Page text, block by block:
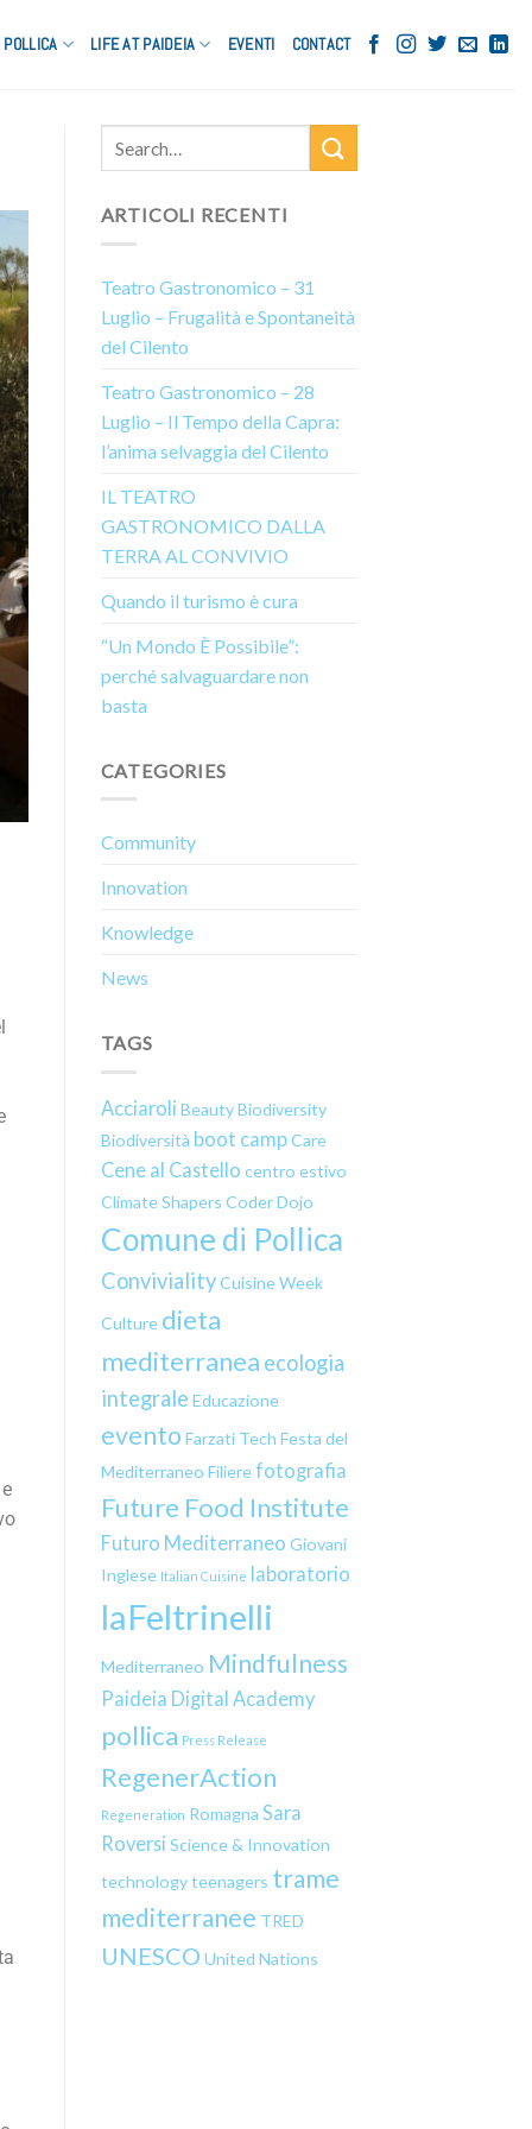
POLLICA LIFE AT PAIDEIA EVENTI CONTACT
ARTICOLI RECENTI
Teatro Gastronomico – 31
Luglio – Frugalità e Spontaneità
del Cilento
Teatro Gastronomico – 28
Luglio – Il Tempo della Capra:
l’anima selvaggia del Cilento
IL TEATRO
GASTRONOMICO DALLA
TERRA AL CONVIVIO
Quando il turismo è cura
“Un Mondo È Possibile”:
perché salvaguardare non
basta
CATEGORIES
Community
Innovation
Knowledge
News
TAGS
Acciaroli Beauty Biodiversity
Biodiversità boot camp Care
Cene al Castello centro estivo
Climate Shapers Coder Dojo
Comune di Pollica
Conviviality Cuisine Week
Culture dieta
mediterranea ecologia
integrale Educazione
evento Farzati Tech Festa del
Mediterraneo Filiere fotografia
Future Food Institute
Futuro Mediterraneo Giovani
Inglese Italian Cuisine laboratorio
laFeltrinelli
Mediterraneo Mindfulness
Paideia Digital Academy
pollica Press Release
RegenerAction
Regeneration Romagna Sara
Roversi Science & Innovation
technology teenagers trame
mediterranee TRED
UNESCO United Nations